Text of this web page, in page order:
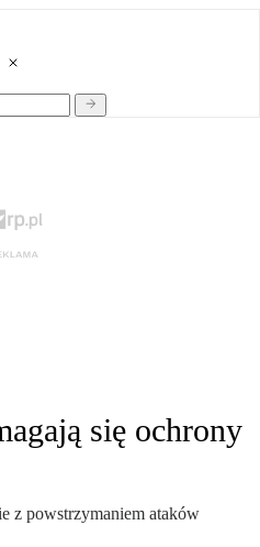
się ochrony
z powstrzymaniem ataków